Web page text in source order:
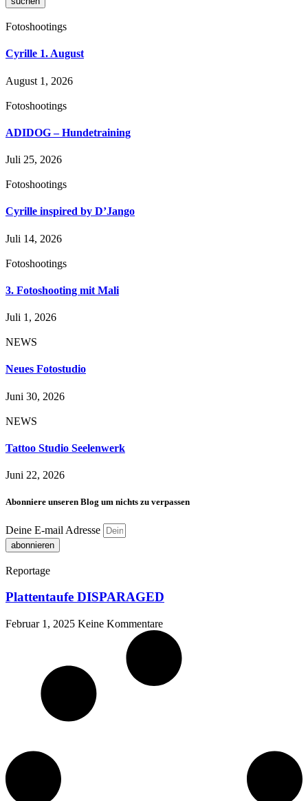
Fotoshootings
Cyrille 1. August
August 1, 2026
Fotoshootings
ADIDOG – Hundetraining
Juli 25, 2026
Fotoshootings
Cyrille inspired by D’Jango
Juli 14, 2026
Fotoshootings
3. Fotoshooting mit Mali
Juli 1, 2026
NEWS
Neues Fotostudio
Juni 30, 2026
NEWS
Tattoo Studio Seelenwerk
Juni 22, 2026
Abonniere unseren Blog um nichts zu verpassen
Deine E-mail Adresse
abonnieren
Reportage
Plattentaufe DISPARAGED
Februar 1, 2025 Keine Kommentare